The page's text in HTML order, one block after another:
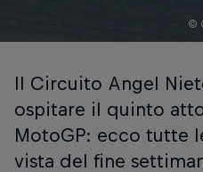
©
Il Circuito Angel
ospitare il quinto
MotoGP: ecco tutte
vista del fine